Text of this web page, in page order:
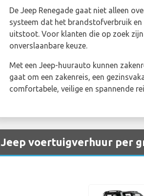
De Jeep Renegade gaat niet alleen
systeem dat het brandstofverbruik
uitstoot. Voor klanten die op zoek
onverslaanbare keuze.
Met een Jeep-huurauto kunnen
gaat om een zakenreis, een
comfortabele, veilige en spannende
Jeep voertuigverhuur per